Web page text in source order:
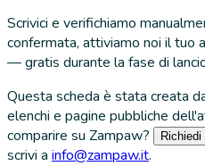
Scrivici e verifichiamo
confermata, attiviamo noi il tuo
— gratis durante la fase di
Questa scheda è stata creata
elenchi e pagine pubbliche
comparire su Zampaw?
scrivi a info@zampaw.it.